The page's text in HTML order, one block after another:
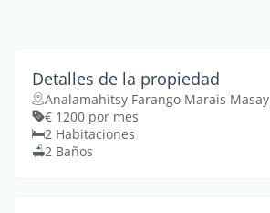
Detalles de la propiedad
Analamahitsy Farango Marais Masay
€ 1200 por mes
2 Habitaciones
2 Baños